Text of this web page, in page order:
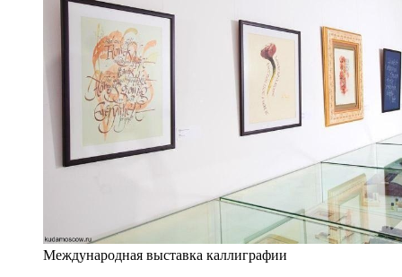
Международная выставка каллиграфии